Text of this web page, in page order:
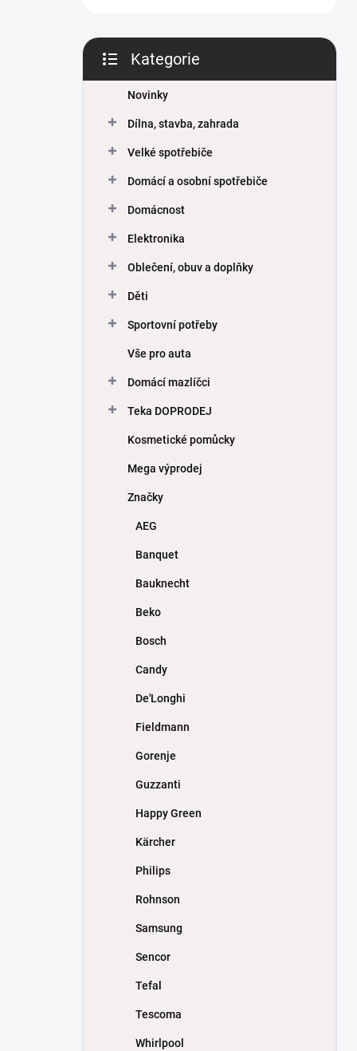
kategorie
Kategorie
Novinky
Dílna, stavba, zahrada
Velké spotřebiče
Domácí a osobní spotřebiče
Domácnost
Elektronika
Oblečení, obuv a doplňky
Děti
Sportovní potřeby
Vše pro auta
Domácí mazlíčci
Teka DOPRODEJ
Kosmetické pomůcky
Mega výprodej
Značky
AEG
Banquet
Bauknecht
Beko
Bosch
Candy
De'Longhi
Fieldmann
Gorenje
Guzzanti
Happy Green
Kärcher
Philips
Rohnson
Samsung
Sencor
Tefal
Tescoma
Whirlpool